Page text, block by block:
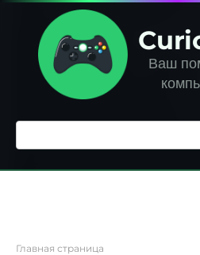
Перейти
контенту
Ваш
Поиск:
Главная страница